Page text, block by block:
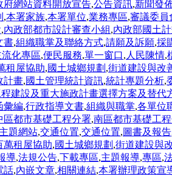
府網站資料開放宣告,公告資訊,新聞發
,本署家族,本署單位,業務專區,審議委員
,內政部都市設計審查小組,內政部國土
書,組織職掌及聯絡方式,請願及訴願,採
化專區,便民服務,單一窗口, 人民陳情,
租屋協助,國土城鄉規劃 ,街道建設與改
計畫,國土管理統計資訊,統計專題分析,
建設及重大施政計畫選擇方案及替代
彙編,行政指導文書,組織與職掌,各單位
區都市基礎工程分署,南區都市基礎工
主題網站,交通位置,交通位置,圖書及報告
萬租屋協助,國土城鄉規劃 ,街道建設與
導,法規公告,下載專區,主題報導,專區,
話,內嵌文章,相關連結,本署辦理政策宣